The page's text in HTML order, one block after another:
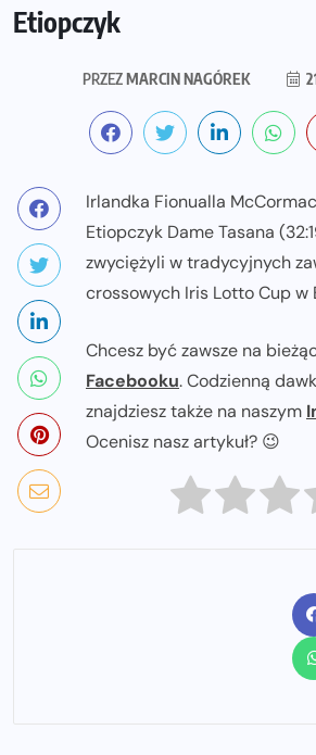
Etiopczyk
PRZEZMARCIN NAGÓREK
Irlandka Fionualla
Etiopczyk Dame Tasana
zwyciężyli w tradycyjnych
crossowych Iris Lotto Cup w
Chcesz być zawsze na
Facebooku. Codzienną
znajdziesz także na naszym
Ocenisz nasz artykuł? 😉